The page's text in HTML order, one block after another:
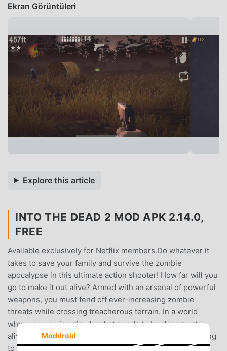
Ekran Görüntüleri
Explore this article
INTO THE DEAD 2 MOD APK 2.14.0,
FREE
Available exclusively for Netflix members.Do whatever it
takes to save your family and survive the zombie
apocalypse in this ultimate action shooter! How far will you
go to make it out alive? Armed with an arsenal of powerful
weapons, you must fend off ever-increasing zombie
threats while crossing treacherous terrain. In a world
where no one is safe, do what needs to be done to stay
alive. Maim, mow down, and eliminate the Dead – anything
to keep moving.Features:• Evolving story with multiple
Moddroid